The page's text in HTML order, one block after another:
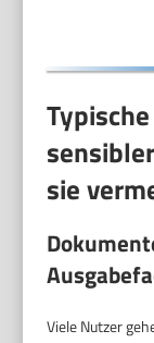
sie
Viele Nutzer